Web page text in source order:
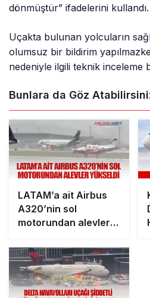
dönmüştür” ifadelerini kullandı.
Uçakta bulunan yolcuların
olumsuz bir bildirim
nedeniyle ilgili teknik inceleme
Bunlara da Göz
LATAM’a ait Airbus
A320’nin sol
motorundan alevler